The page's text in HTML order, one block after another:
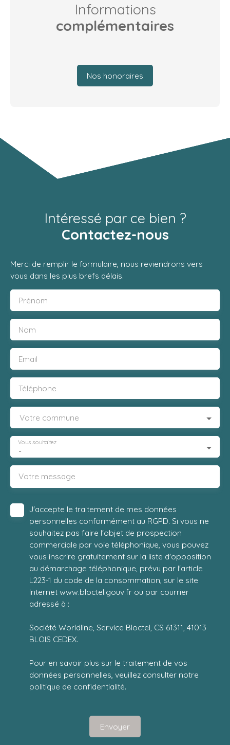
Informations
complémentaires
Nos honoraires
Intéressé par ce bien ?
Contactez-nous
Merci de remplir le formulaire, nous reviendrons vers
vous dans les plus brefs délais.
Prénom
Nom
Email
Téléphone
Votre commune
-
Vous souhaitez
Votre message
J'accepte le traitement de mes données
personnelles conformément au RGPD. Si vous ne
souhaitez pas faire l'objet de prospection
commerciale par voie téléphonique, vous pouvez
vous inscrire gratuitement sur la liste d'opposition
au démarchage téléphonique, prévu par l'article
L223-1 du code de la consommation, sur le site
Internet www.bloctel.gouv.fr ou par courrier
adressé à :
Société Worldline, Service Bloctel, CS 61311, 41013
BLOIS CEDEX.
Pour en savoir plus sur le traitement de vos
données personnelles, veuillez consulter notre
politique de confidentialité.
Envoyer